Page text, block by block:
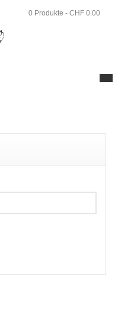
0 Produkte - CHF 0.00